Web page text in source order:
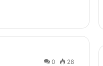
0 28